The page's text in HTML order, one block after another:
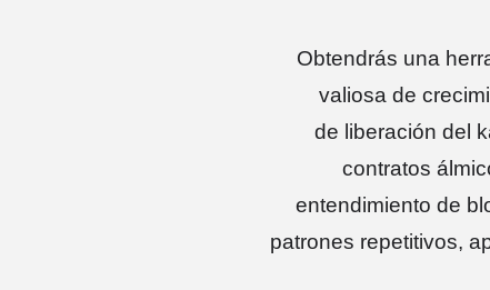
Obtendrás una
valiosa de
de liberación del
contratos
entendimiento de
patrones repetitivos,